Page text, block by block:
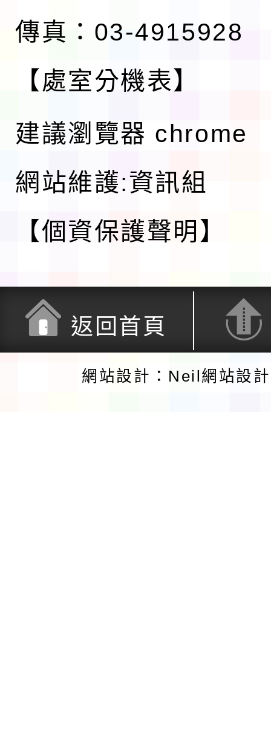
傳真：03-4915928
【處室分機表】
建議瀏覽器 chrome
網站維護:資訊組
【個資保護聲明】
返回首頁
網站設計：Neil網站設